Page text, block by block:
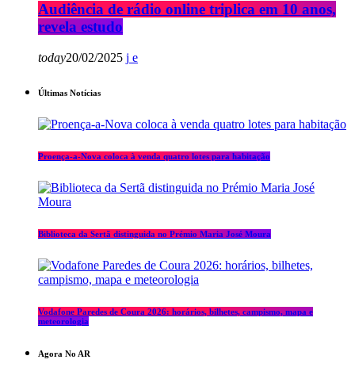
Audiência de rádio online triplica em 10 anos,
revela estudo
today20/02/2025
Últimas Notícias
Proença-a-Nova coloca à venda quatro lotes para habitação
Biblioteca da Sertã distinguida no Prémio Maria José Moura
Vodafone Paredes de Coura 2026: horários, bilhetes, campismo, mapa e
meteorologia
Agora No AR